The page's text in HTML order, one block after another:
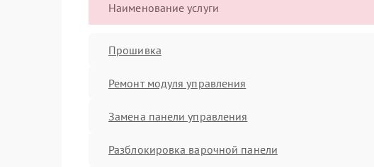
Наименование услуги
Прошивка
Ремонт модуля управления
Замена панели управления
Разблокировка варочной панели